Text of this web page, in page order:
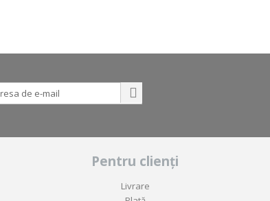
Pentru clienți
Livrare